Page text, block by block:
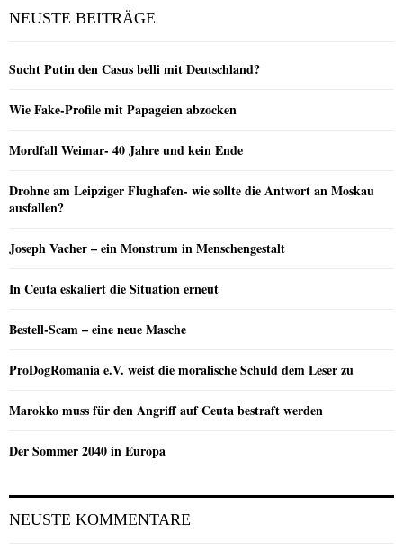
NEUSTE BEITRÄGE
Sucht Putin den Casus belli mit Deutschland?
Wie Fake-Profile mit Papageien abzocken
Mordfall Weimar- 40 Jahre und kein Ende
Drohne am Leipziger Flughafen- wie sollte die Antwort an Moskau
ausfallen?
Joseph Vacher – ein Monstrum in Menschengestalt
In Ceuta eskaliert die Situation erneut
Bestell-Scam – eine neue Masche
ProDogRomania e.V. weist die moralische Schuld dem Leser zu
Marokko muss für den Angriff auf Ceuta bestraft werden
Der Sommer 2040 in Europa
NEUSTE KOMMENTARE